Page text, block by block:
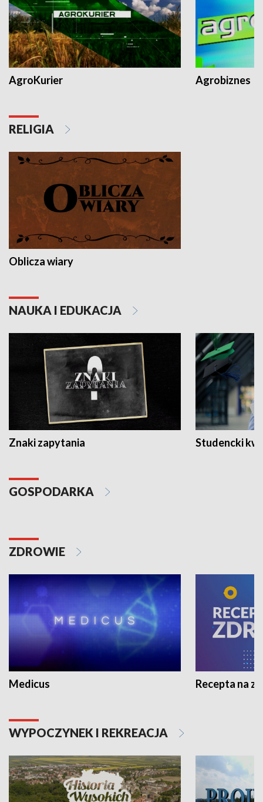
AgroKurier Agrobiznes
RELIGIA
Oblicza wiary
NAUKA I EDUKACJA
Znaki zapytania Studencki
GOSPODARKA
ZDROWIE
Medicus Recepta na
WYPOCZYNEK I REKREACJA